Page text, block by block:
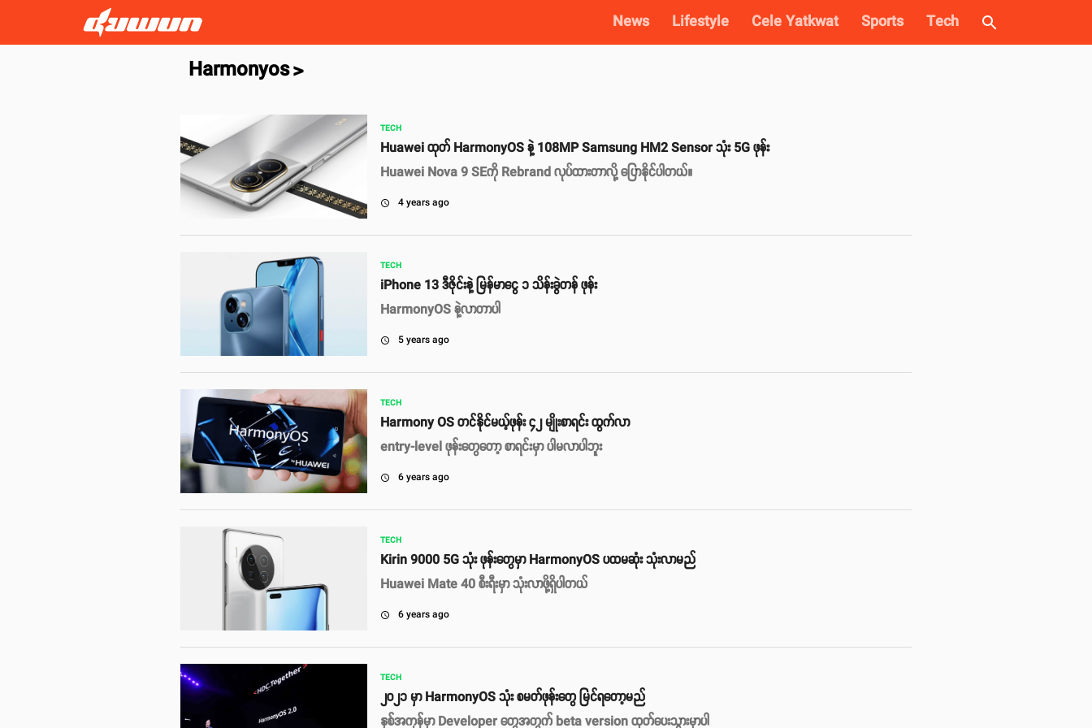
News Lifestyle Cele Yatkwat Sports Tech
Harmonyos>
TECH
Huawei ထုတ် HarmonyOS နဲ့ 108MP Samsung HM2 Sensor သုံး 5G ဖုန်း
Huawei Nova 9 SEကို Rebrand လုပ်ထားတာလို့ ပြောနိုင်ပါတယ်။
access_time 4 years ago
TECH
iPhone 13 ဒီဇိုင်းနဲ့ မြန်မာငွေ ၁ သိန်းခွဲတန် ဖုန်း
HarmonyOS နဲ့လာတာပါ
access_time 5 years ago
TECH
Harmony OS တင်နိုင်မယ့်ဖုန်း ၄၂ မျိုးစာရင်း ထွက်လာ
entry-level ဖုန်းတွေတော့ စာရင်းမှာ ပါမလာပါဘူး
access_time 6 years ago
TECH
Kirin 9000 5G သုံး ဖုန်းတွေမှာ HarmonyOS ပထမဆုံး သုံးလာမည်
Huawei Mate 40 စီးရီးမှာ သုံးလာဖို့ရှိပါတယ်
access_time 6 years ago
TECH
၂၀၂၁ မှာ HarmonyOS သုံး စမတ်ဖုန်းတွေ မြင်ရတော့မည်
နှစ်အကုန်မှာ Developer တွေအတွက် beta version ထုတ်ပေးသွားမှာပါ